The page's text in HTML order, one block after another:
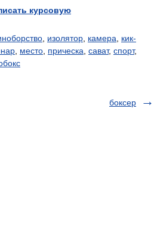
курсовую
изолятор камера
кик-
место прическа сават, спорт,
боксер